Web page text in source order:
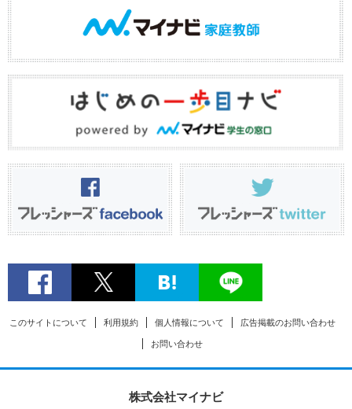
このサイトについて 利用規約 個人情報について 広告掲載のお問い合わせ
お問い合わせ
株式会社マイナビ